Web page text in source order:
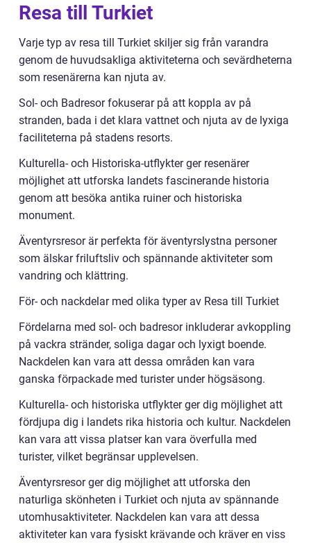
Resa till Turkiet
Varje typ av resa till Turkiet skiljer sig från varandra
genom de huvudsakliga aktiviteterna och sevärdheterna
som resenärerna kan njuta av.
Sol- och Badresor fokuserar på att koppla av på
stranden, bada i det klara vattnet och njuta av de lyxiga
faciliteterna på stadens resorts.
Kulturella- och Historiska-utflykter ger resenärer
möjlighet att utforska landets fascinerande historia
genom att besöka antika ruiner och historiska
monument.
Äventyrsresor är perfekta för äventyrslystna personer
som älskar friluftsliv och spännande aktiviteter som
vandring och klättring.
För- och nackdelar med olika typer av Resa till Turkiet
Fördelarna med sol- och badresor inkluderar avkoppling
på vackra stränder, soliga dagar och lyxigt boende.
Nackdelen kan vara att dessa områden kan vara
ganska förpackade med turister under högsäsong.
Kulturella- och historiska utflykter ger dig möjlighet att
fördjupa dig i landets rika historia och kultur. Nackdelen
kan vara att vissa platser kan vara överfulla med
turister, vilket begränsar upplevelsen.
Äventyrsresor ger dig möjlighet att utforska den
naturliga skönheten i Turkiet och njuta av spännande
utomhusaktiviteter. Nackdelen kan vara att dessa
aktiviteter kan vara fysiskt krävande och kräver en viss